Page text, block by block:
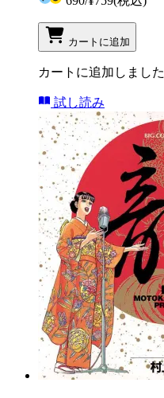
カートに追加
カートに追加しました
試し読み